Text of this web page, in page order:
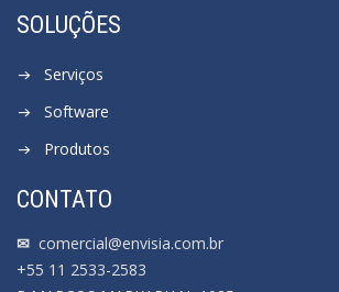
SOLUÇÕES
Serviços
Software
Produtos
CONTATO
✉ comercial@envisia.com.br
+55 11 2533-2583